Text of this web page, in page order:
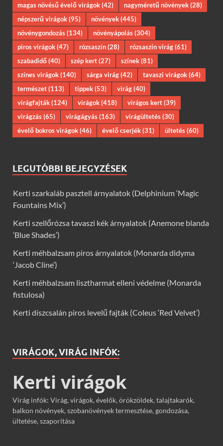
magas növésű évelő virágok(42) nagyméretű növények(28)
népszerű virágok(95) növények(445)
növénygondozás(134) növényápolás(304)
piros virágok(47) rózsaszín(28) rózsaszín virág(61)
szabadidő(40) szép kert(27) színek(81)
színes virágok(140) sárga virág(42) tavaszi virágok(64)
természet(113) tippek(53) virág(40)
virágfajták(124) virágok(418) virágos kert(39)
virágzás(65) virágágyás(163) virágültetés(30)
évelő bokros virágok(46) évelő cserjék(31) ültetés(60)
LEGUTÓBBI BEJEGYZÉSEK
Kerti szarkaláb pasztell árnyalatok (Delphinium ‘Magic
Fountains Mix’)
Kerti szellőrózsa tavaszi kék árnyalatok (Anemone blanda
‘Blue Shades’)
Kerti méhbalzsam piros árnyalatok (Monarda didyma
‘Jacob Cline’)
Kerti méhbalzsam lisztharmat elleni védelme (Monarda
fistulosa)
Kerti díszcsalán piros levelű fajták (Coleus ‘Red Velvet’)
VIRÁGOK, VIRÁG INFÓK:
Kerti virágok
Virág infók: Virág, virágok, évelők, örökzöldek, talajtakarók,
balkon növények, szobanövények termesztése, gondozása,
ültetése, szaporítása